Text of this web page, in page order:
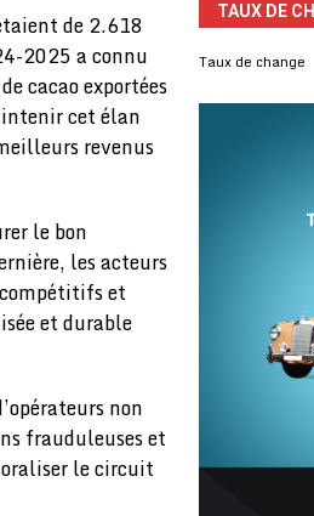
de 2.618
2025 a connu
cacao exportées
cet élan
revenus
le bon
les acteurs
et
et durable
non
frauduleuses et
le circuit
TAUX DE
Taux de change